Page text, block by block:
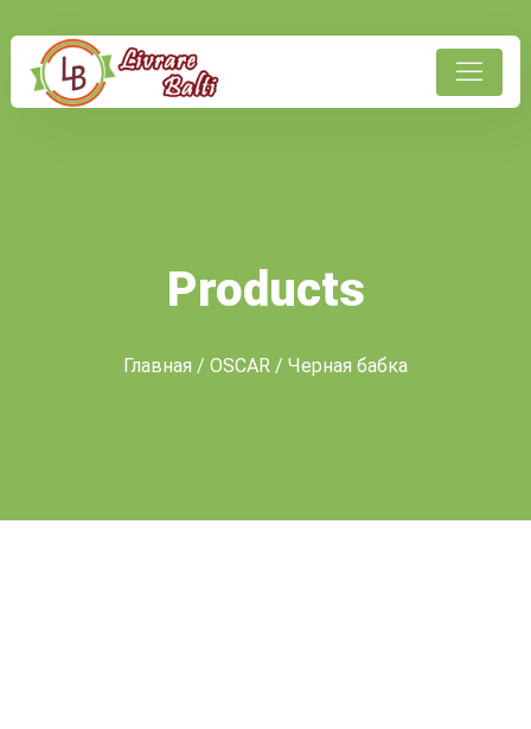
Products
Главная / OSCAR / Черная бабка